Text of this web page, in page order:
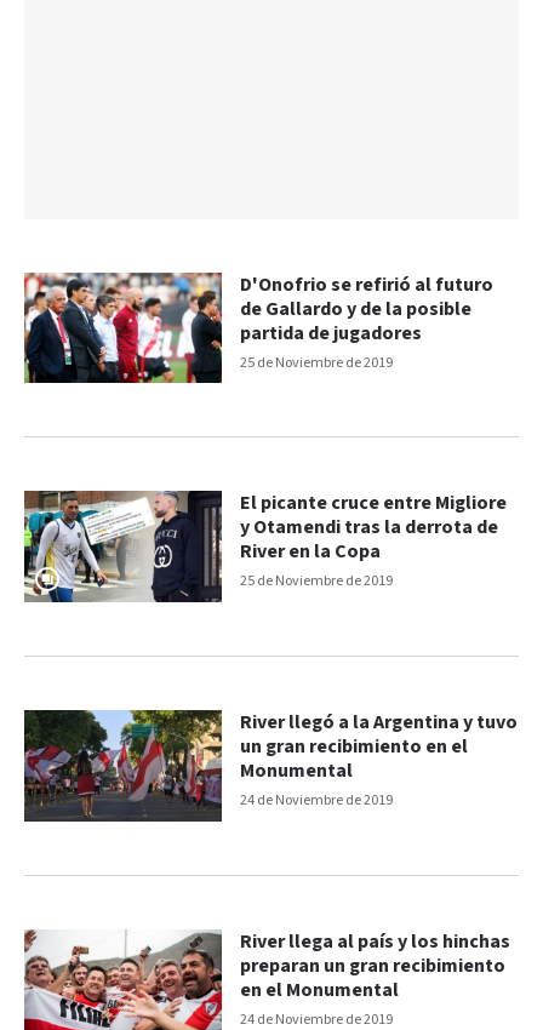
25 de Noviembre de 2019
D'Onofrio se refirió al futuro
de Gallardo y de la posible
partida de jugadores
25 de Noviembre de 2019
El picante cruce entre Migliore
y Otamendi tras la derrota de
River en la Copa
24 de Noviembre de 2019
River llegó a la Argentina y tuvo
un gran recibimiento en el
Monumental
24 de Noviembre de 2019
River llega al país y los hinchas
preparan un gran recibimiento
en el Monumental